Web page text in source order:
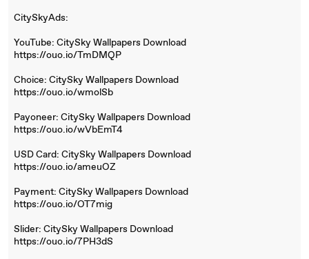
CitySkyAds:
YouTube: CitySky Wallpapers Download
https://ouo.io/TmDMQP
Choice: CitySky Wallpapers Download
https://ouo.io/wmolSb
Payoneer: CitySky Wallpapers Download
https://ouo.io/wVbEmT4
USD Card: CitySky Wallpapers Download
https://ouo.io/ameuOZ
Payment: CitySky Wallpapers Download
https://ouo.io/OT7mig
Slider: CitySky Wallpapers Download
https://ouo.io/7PH3dS